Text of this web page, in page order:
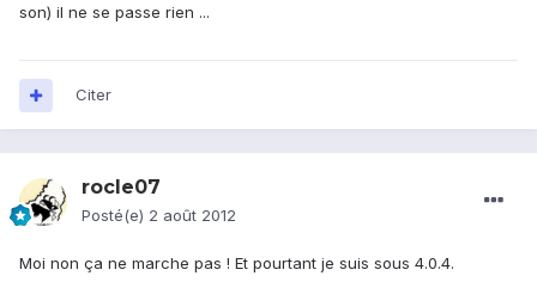
son) il ne se passe rien ...
Citer
rocle07
Posté(e) 2 août 2012
Moi non ça ne marche pas ! Et pourtant je suis sous 4.0.4.